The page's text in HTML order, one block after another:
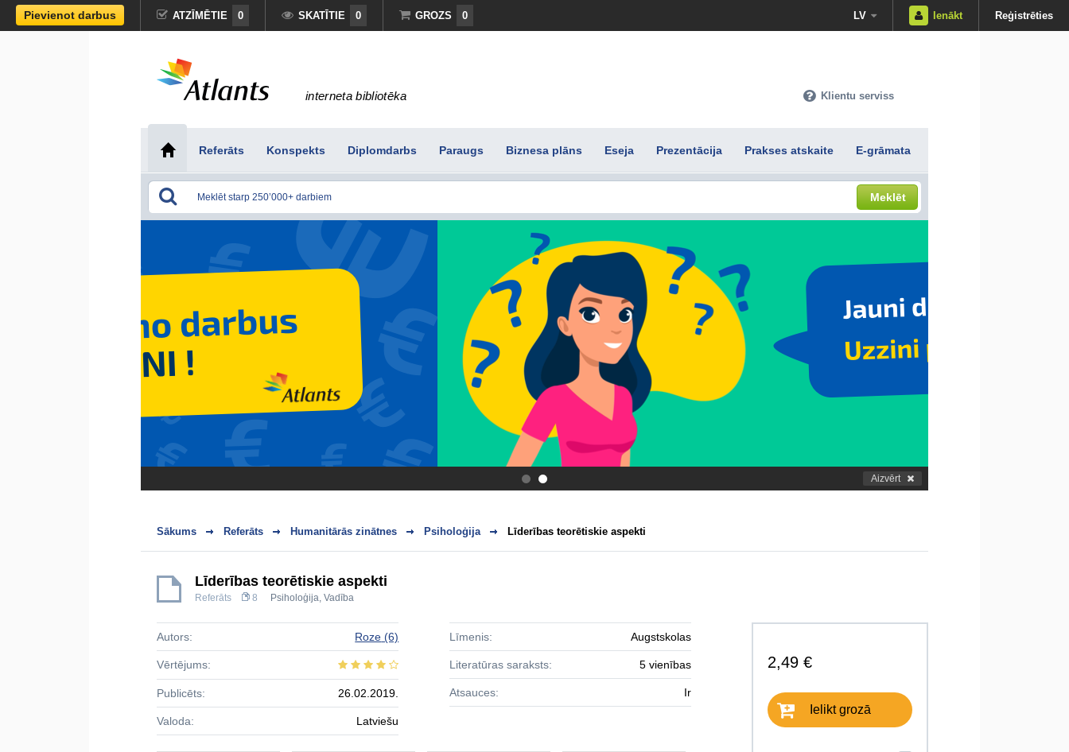
Pievienot darbus ATZĪMĒTIE 0 SKATĪTIE 0 GROZS 0 LV Ienākt Reģistrēties
interneta bibliotēka Klientu serviss
Referāts Konspekts Diplomdarbs Paraugs Biznesa plāns Eseja Prezentācija Prakses atskaite E-grāmata
Meklēt
. Aizvērt
Sākums Referāts Humanitārās zinātnes Psiholoģija Līderības teorētiskie aspekti
Līderības teorētiskie aspekti
Referāts 8 Psiholoģija, Vadība
2,49 €
Ielikt grozā
Autors: Roze (6)
Vērtējums:
Publicēts: 26.02.2019.
Valoda: Latviešu
Līmenis: Augstskolas
Literatūras saraksts: 5 vienības
Atsauces: Ir